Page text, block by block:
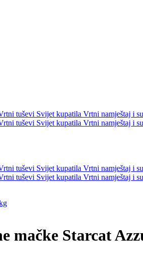
tuševi Svijet kupatila Vrtni namještaj i
tuševi Svijet kupatila Vrtni namještaj i
tuševi Svijet kupatila Vrtni namještaj i
tuševi Svijet kupatila Vrtni namještaj i
mačke Starcat